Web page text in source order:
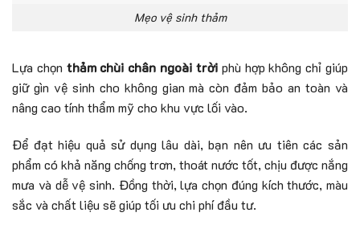
Mẹo vệ sinh thảm
Lựa chọn thảm chùi chân ngoài trờiphù hợp không chỉ giúp
giữ gìn vệ sinh cho không gian mà còn đảm bảo an toàn và
nâng cao tính thẩm mỹ cho khu vực lối vào.
Để đạt hiệu quả sử dụng lâu dài, bạn nên ưu tiên các sản
phẩm có khả năng chống trơn, thoát nước tốt, chịu được nắng
mưa và dễ vệ sinh. Đồng thời, lựa chọn đúng kích thước, màu
sắc và chất liệu sẽ giúp tối ưu chi phí đầu tư.